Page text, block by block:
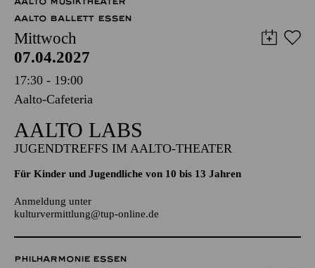
AALTO MUSIKTHEATER
AALTO BALLETT ESSEN
Mittwoch
07.04.2027
17:30 - 19:00
Aalto-Cafeteria
AALTO LABS
Für Kinder und Jugendliche von 10 bis 13 Jahren
kulturvermittlung@tup-online.de